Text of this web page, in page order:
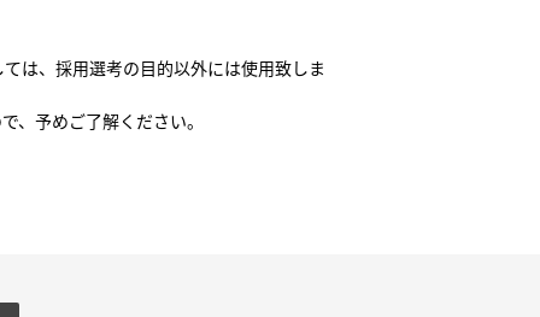
は、採用選考の目的以外には使用致しま
、予めご了解ください。